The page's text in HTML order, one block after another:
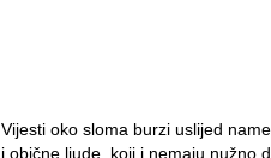
Vijesti oko sloma burzi uslijed
i obične ljude, koji i nemaju nužno